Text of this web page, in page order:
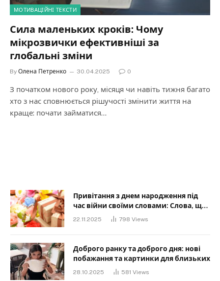
МОТИВАЦІЙНІ ТЕКСТИ
Сила маленьких кроків: Чому
мікрозвички ефективніші за
глобальні зміни
By Олена Петренко 30.04.2025 0
З початком нового року, місяця чи навіть тижня багато
хто з нас сповнюється рішучості змінити життя на
краще: почати займатися…
Привітання з днем народження під
час війни своїми словами: Слова, що
дарують надію та силу
22.11.2025 798 Views
Доброго ранку та доброго дня: нові
побажання та картинки для близьких
28.10.2025 581 Views